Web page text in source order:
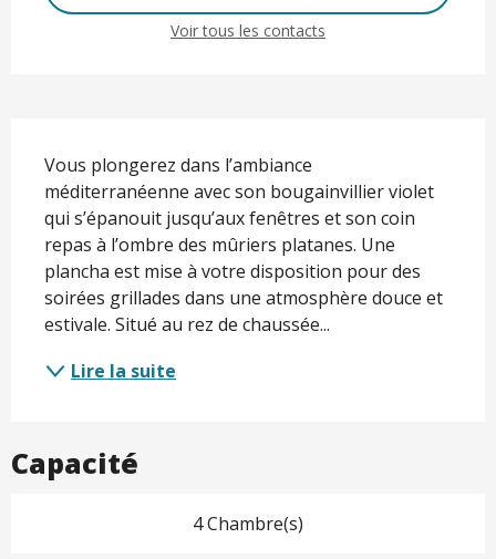
Voir tous les contacts
Vous plongerez dans l’ambiance
méditerranéenne avec son bougainvillier violet
qui s’épanouit jusqu’aux fenêtres et son coin
repas à l’ombre des mûriers platanes. Une
plancha est mise à votre disposition pour des
soirées grillades dans une atmosphère douce et
estivale. Situé au rez de chaussée...
Lire la suite
Capacité
4 Chambre(s)